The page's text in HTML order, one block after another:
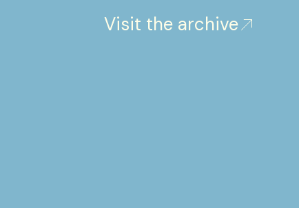
Visit the archive